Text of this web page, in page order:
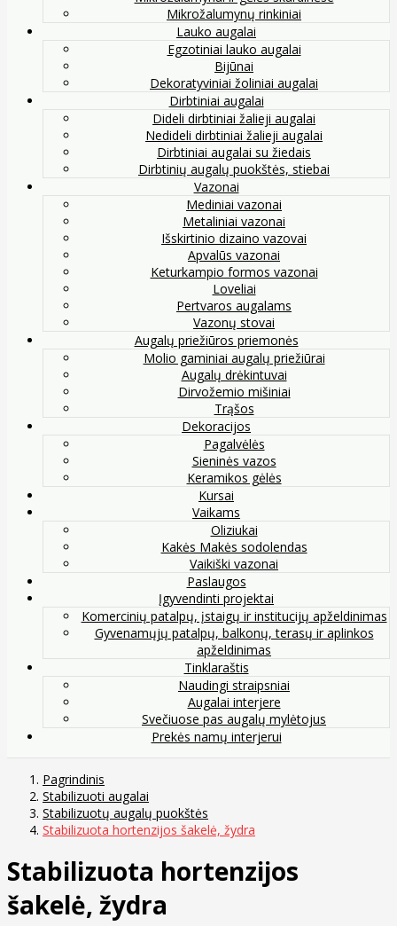
Mikrožalumynų rinkiniai
Lauko augalai
Egzotiniai lauko augalai
Bijūnai
Dekoratyviniai žoliniai augalai
Dirbtiniai augalai
Dideli dirbtiniai žalieji augalai
Nedideli dirbtiniai žalieji augalai
Dirbtiniai augalai su žiedais
Dirbtinių augalų puokštės, stiebai
Vazonai
Mediniai vazonai
Metaliniai vazonai
Išskirtinio dizaino vazovai
Apvalūs vazonai
Keturkampio formos vazonai
Loveliai
Pertvaros augalams
Vazonų stovai
Augalų priežiūros priemonės
Molio gaminiai augalų priežiūrai
Augalų drėkintuvai
Dirvožemio mišiniai
Trąšos
Dekoracijos
Pagalvėlės
Sieninės vazos
Keramikos gėlės
Kursai
Vaikams
Oliziukai
Kakės Makės sodolendas
Vaikiški vazonai
Paslaugos
Įgyvendinti projektai
Komercinių patalpų, įstaigų ir institucijų apželdinimas
Gyvenamųjų patalpų, balkonų, terasų ir aplinkos
apželdinimas
Tinklaraštis
Naudingi straipsniai
Augalai interjere
Svečiuose pas augalų mylėtojus
Prekės namų interjerui
Pagrindinis
Stabilizuoti augalai
Stabilizuotų augalų puokštės
Stabilizuota hortenzijos šakelė, žydra
Stabilizuota hortenzijos
šakelė, žydra